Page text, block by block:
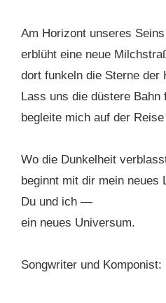
Am Horizont unseres Seins
erblüht eine neue
dort funkeln die Sterne der
Lass uns die düstere
begleite mich auf der
Wo die Dunkelheit
beginnt mit dir mein neues
Du und ich —
ein neues Universum.
Songwriter und